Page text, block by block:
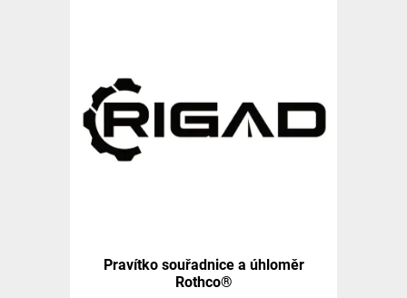
Pravítko souřadnice a úhloměr
Rothco®